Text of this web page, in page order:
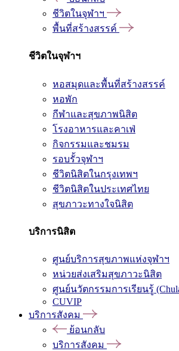
ชีวิตในจุฬาฯ
พื้นที่สร้างสรรค์
ชีวิตในจุฬาฯ
หอสมุดและพื้นที่สร้างสรรค์
หอพัก
กีฬาและสุขภาพนิสิต
โรงอาหารและคาเฟ่
กิจกรรมและชมรม
รอบรั้วจุฬาฯ
ชีวิตนิสิตในกรุงเทพฯ
ชีวิตนิสิตในประเทศไทย
สุขภาวะทางใจนิสิต
บริการนิสิต
ศูนย์บริการสุขภาพแห่งจุฬาฯ
หน่วยส่งเสริมสุขภาวะนิสิต
ศูนย์นวัตกรรมการเรียนรู้
CUVIP
บริการสังคม
ย้อนกลับ
บริการสังคม